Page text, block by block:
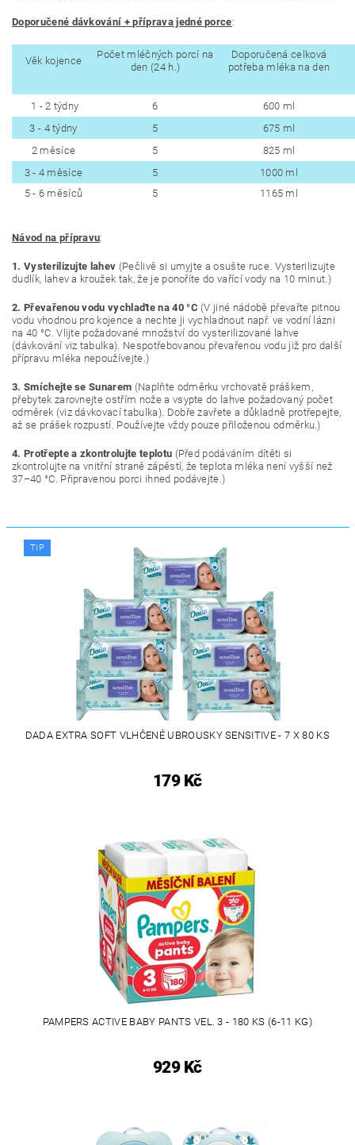
Doporučené dávkování + příprava jedné porce:
Věk kojence
Počet mléčných porcí na
den (24 h.)
Doporučená celková
potřeba mléka na den
1 - 2 týdny 6
600 ml
3 - 4 týdny
5
675 ml
2 měsíce
5
825 ml
3 - 4 měsíce
5
1000 ml
5 - 6 měsíců
5 1165 ml
Návod na přípravu:
1. Vysterilizujte lahev (Pečlivě si umyjte a osušte ruce. Vysterilizujte
dudlík, lahev a kroužek tak, že je ponoříte do vařící vody na 10 minut.)
2. Převařenou vodu vychlaďte na 40 °C (V jiné nádobě převařte pitnou
vodu vhodnou pro kojence a nechte ji vychladnout např. ve vodní lázni
na 40 °C. Vlijte požadované množství do vysterilizované lahve
(dávkování viz tabulka). Nespotřebovanou převařenou vodu již pro další
přípravu mléka nepoužívejte.)
3. Smíchejte se Sunarem (Naplňte odměrku vrchovatě práškem,
přebytek zarovnejte ostřím nože a vsypte do lahve požadovaný počet
odměrek (viz dávkovací tabulka). Dobře zavřete a důkladně protřepejte,
až se prášek rozpustí. Používejte vždy pouze přiloženou odměrku.)
4. Protřepte a zkontrolujte teplotu (Před podáváním dítěti si
zkontrolujte na vnitřní straně zápěstí, že teplota mléka není vyšší než
37–40 °C. Připravenou porci ihned podávejte.)
TIP
DADA EXTRA SOFT VLHČENÉ UBROUSKY SENSITIVE - 7 X 80 KS
179 Kč
PAMPERS ACTIVE BABY PANTS VEL. 3 - 180 KS (6-11 KG)
929 Kč